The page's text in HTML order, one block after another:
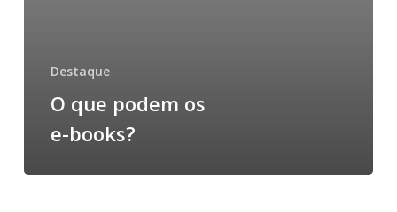
Destaque
O que podem os
e-books?